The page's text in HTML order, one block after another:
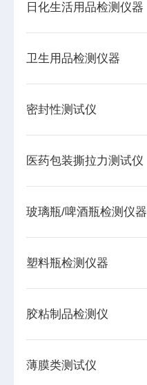
日化生活用品检测仪器
卫生用品检测仪器
密封性测试仪
医药包装撕拉力测试仪
玻璃瓶/啤酒瓶检测仪器
塑料瓶检测仪器
胶粘制品检测仪
薄膜类测试仪